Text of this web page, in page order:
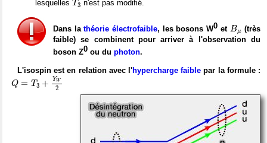
lesquelles T3 n'est pas modifié.
Dans lathéorie électrofaible, les bosons W0 et Bμ
Bμ
(très
faible) se combinent pour arriver à l'observation du
boson Z0 ou du photon.
L'isospin est en relation avec l'hypercharge faible par la formule :
Q = T3 + YW
2
Q=T3+YW2